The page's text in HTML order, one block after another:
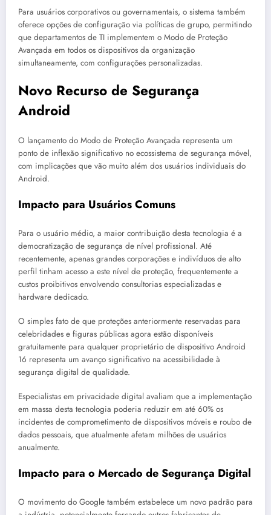
Para usuários corporativos ou governamentais, o sistema também
oferece opções de configuração via políticas de grupo, permitindo
que departamentos de TI implementem o Modo de Proteção
Avançada em todos os dispositivos da organização
simultaneamente, com configurações personalizadas.
Novo Recurso de Segurança
Android
O lançamento do Modo de Proteção Avançada representa um
ponto de inflexão significativo no ecossistema de segurança móvel,
com implicações que vão muito além dos usuários individuais do
Android.
Impacto para Usuários Comuns
Para o usuário médio, a maior contribuição desta tecnologia é a
democratização de segurança de nível profissional. Até
recentemente, apenas grandes corporações e indivíduos de alto
perfil tinham acesso a este nível de proteção, frequentemente a
custos proibitivos envolvendo consultorias especializadas e
hardware dedicado.
O simples fato de que proteções anteriormente reservadas para
celebridades e figuras públicas agora estão disponíveis
gratuitamente para qualquer proprietário de dispositivo Android
16 representa um avanço significativo na acessibilidade à
segurança digital de qualidade.
Especialistas em privacidade digital avaliam que a implementação
em massa desta tecnologia poderia reduzir em até 60% os
incidentes de comprometimento de dispositivos móveis e roubo de
dados pessoais, que atualmente afetam milhões de usuários
anualmente.
Impacto para o Mercado de Segurança Digital
O movimento do Google também estabelece um novo padrão para